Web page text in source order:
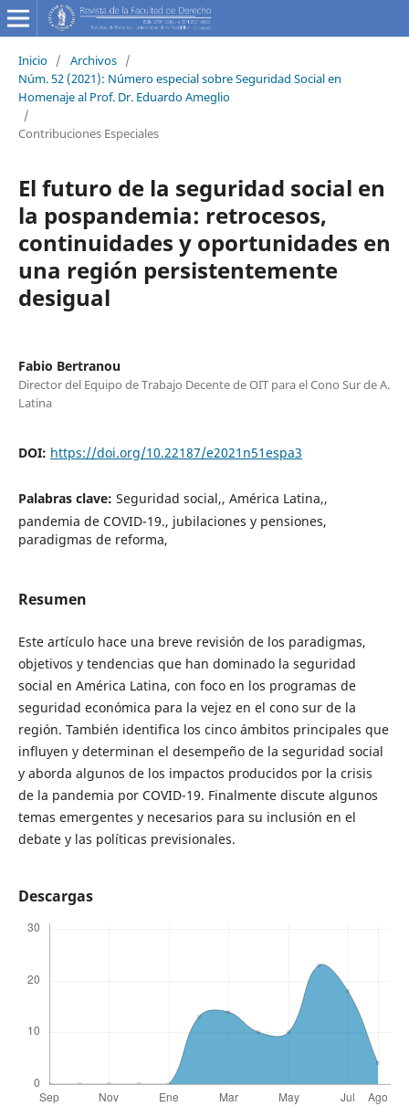
Inicio / Archivos /
Núm. 52 (2021): Número especial sobre Seguridad Social en
Homenaje al Prof. Dr. Eduardo Ameglio
/
Contribuciones Especiales
El futuro de la seguridad social en
la pospandemia: retrocesos,
continuidades y oportunidades en
una región persistentemente
desigual
Fabio Bertranou
Director del Equipo de Trabajo Decente de OIT para el Cono Sur de A.
Latina
DOI: https://doi.org/10.22187/e2021n51espa3
Palabras clave: Seguridad social,, América Latina,,
pandemia de COVID-19., jubilaciones y pensiones,
paradigmas de reforma,
Resumen
Este artículo hace una breve revisión de los paradigmas,
objetivos y tendencias que han dominado la seguridad
social en América Latina, con foco en los programas de
seguridad económica para la vejez en el cono sur de la
región. También identifica los cinco ámbitos principales que
influyen y determinan el desempeño de la seguridad social
y aborda algunos de los impactos producidos por la crisis
de la pandemia por COVID-19. Finalmente discute algunos
temas emergentes y necesarios para su inclusión en el
debate y las políticas previsionales.
Descargas